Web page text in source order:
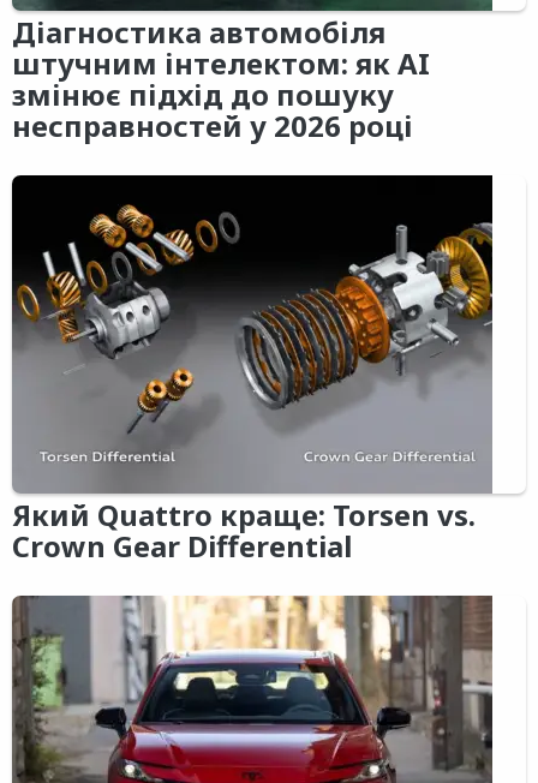
Діагностика автомобіля
штучним інтелектом: як AI
змінює підхід до пошуку
несправностей у 2026 році
Який Quattro краще: Torsen vs.
Crown Gear Differential